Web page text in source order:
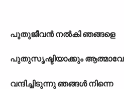
പുതുജീവൻ നൽകി ഞങ്ങളെ
പുതുസൃഷ്ടിയാക്കും ആത്മാവേ
വന്ദിച്ചിടുന്നു ഞങ്ങൾ നിന്നെ